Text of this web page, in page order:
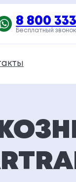
8 800
Бесплатный